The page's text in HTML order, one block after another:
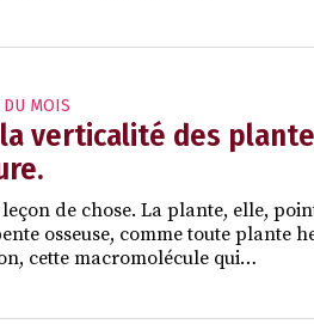
DU MOIS
verticalité des
de chose. La plante, elle,
osseuse, comme toute plante
cette macromolécule qui…